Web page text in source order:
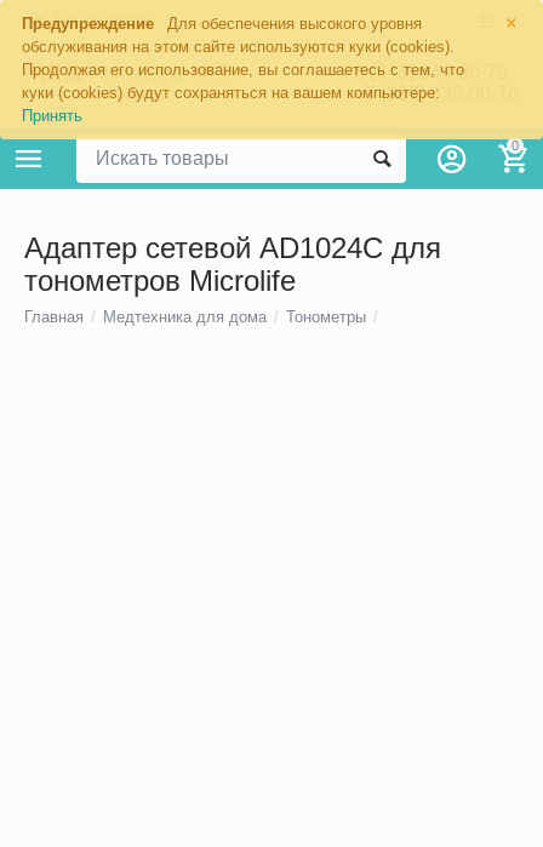
×
Предупреждение
Для обеспечения высокого уровня
обслуживания на этом сайте используются куки (cookies).
Продолжая его использование, вы соглашаетесь с тем, что
куки (cookies) будут сохраняться на вашем компьютере:
Принять
Екатеринбург
8 (343) 344-60-76
+7 (967) 639-00-76
0
Адаптер сетевой AD1024C для
тонометров Microlife
Главная / Медтехника для дома / Тонометры /